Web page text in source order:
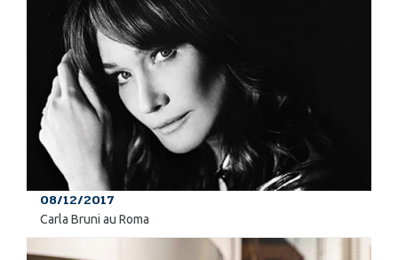
08/12/2017
Carla Bruni au Roma